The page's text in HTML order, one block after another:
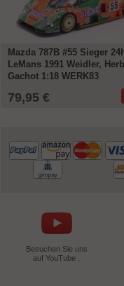
Mazda 787B #55 Sieger
LeMans 1991 Weidler,
Gachot 1:18 WERK83
79,95 €
Besuchen Sie uns
auf YouTube .